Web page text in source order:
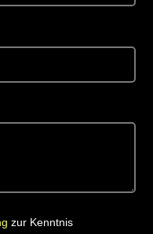
zur Kenntnis